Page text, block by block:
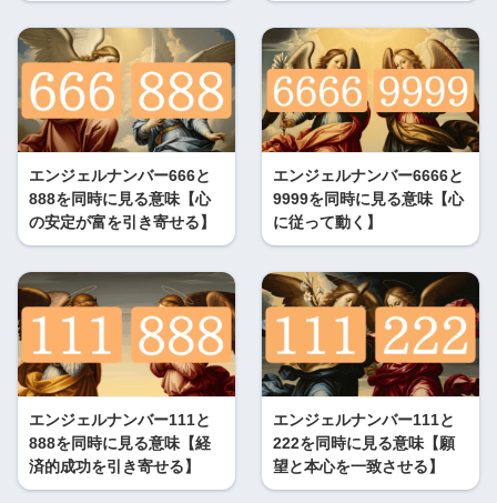
エンジェルナンバー666と
888を同時に見る意味【心
の安定が富を引き寄せる】
エンジェルナンバー6666と
9999を同時に見る意味【心
に従って動く】
エンジェルナンバー111と
888を同時に見る意味【経
済的成功を引き寄せる】
エンジェルナンバー111と
222を同時に見る意味【願
望と本心を一致させる】